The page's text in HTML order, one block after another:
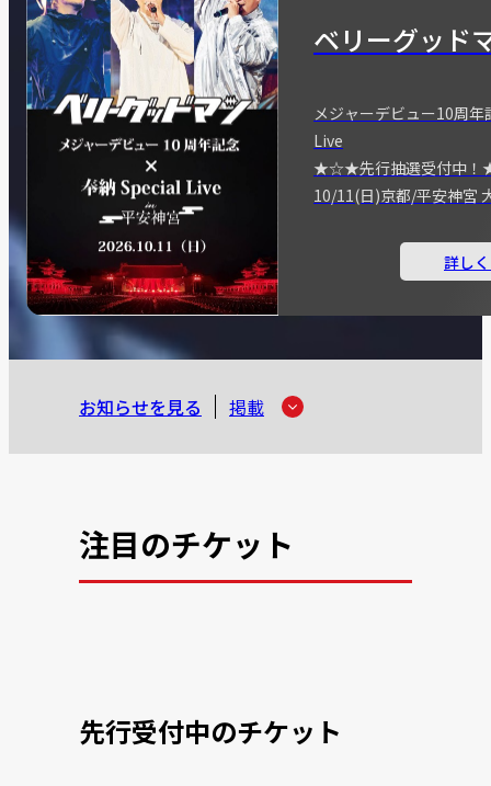
ベリーグッド
メジャーデビュー10周
Live
★☆★先行抽選受付中
10/11(日)京都/平安神宮
詳し
お知らせを見る 掲載
注目のチケット
先行受付中のチケット